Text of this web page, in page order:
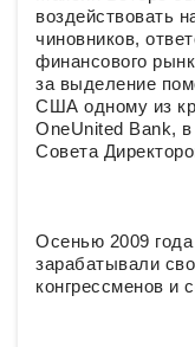
воздействовать
чиновников,
финансового
за выделение
США одному из
OneUnited Bank,
Совета
Осенью 2009
зарабатывали
конгрессменов и